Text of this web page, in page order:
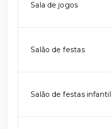
Sala de jogos
Salão de festas
Salão de festas infantil